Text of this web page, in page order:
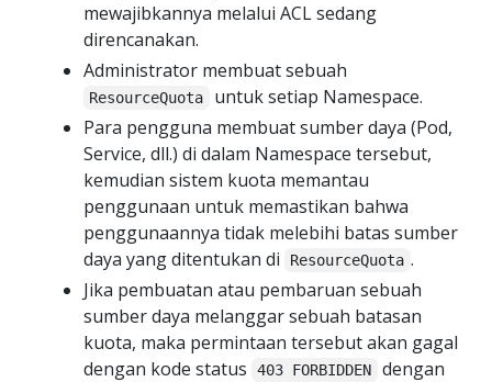
mewajibkannya melalui ACL sedang
direncanakan.
Administrator membuat sebuah
ResourceQuota
untuk setiap Namespace.
Para pengguna membuat sumber daya (Pod,
Service, dll.) di dalam Namespace tersebut,
kemudian sistem kuota memantau
penggunaan untuk memastikan bahwa
penggunaannya tidak melebihi batas sumber
daya yang ditentukan di
ResourceQuota .
Jika pembuatan atau pembaruan sebuah
sumber daya melanggar sebuah batasan
kuota, maka permintaan tersebut akan gagal
dengan kode status
403 FORBIDDEN
dengan